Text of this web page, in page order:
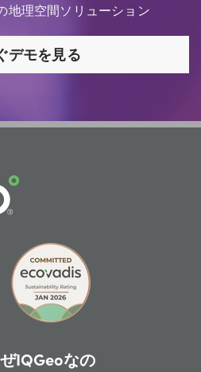
地理空間ソリューション
デモを見る
IQGeoなの